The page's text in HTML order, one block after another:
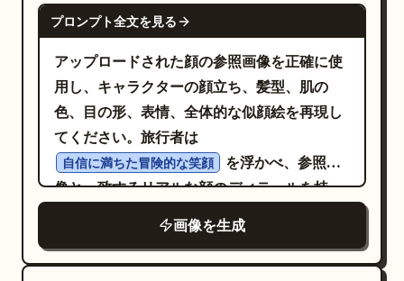
置し、中央のユニットを中央に、上部のユニ
ットを遠くに小さく見えるようにしてくださ
い。 テキストコンテンツ：床面にコンパクト
な未来的な HUD フォントで 3 つのラベルを
鮮明に描画してください。「UNIT 03
SHADOW」は青色、「UNIT 02
BULLDOG」はオレンジ色、「UNIT 01
RAIJIN」は赤と白で表記します。オプション
のカスタマイズ：ユニット名は
UNIT 03 SHADOW, UNIT 02 BULLDOG,
UNIT 01 RAIJIN
GPT IMAGE 2
プロンプト全文を見る
アップロードされた顔の参照画像を正確に使
用し、キャラクターの顔立ち、髪型、肌の
色、目の形、表情、全体的な似顔絵を再現し
てください。旅行者は
自信に満ちた冒険的な笑顔
を浮かべ、参照画
像と一致するリアルな顔のディテールを持っ
カジュアルなベージュの T シャツ、ライトデニ
ムジャケット、スリムフィットのカーゴパンツ、
白いスニーカー
画像を生成